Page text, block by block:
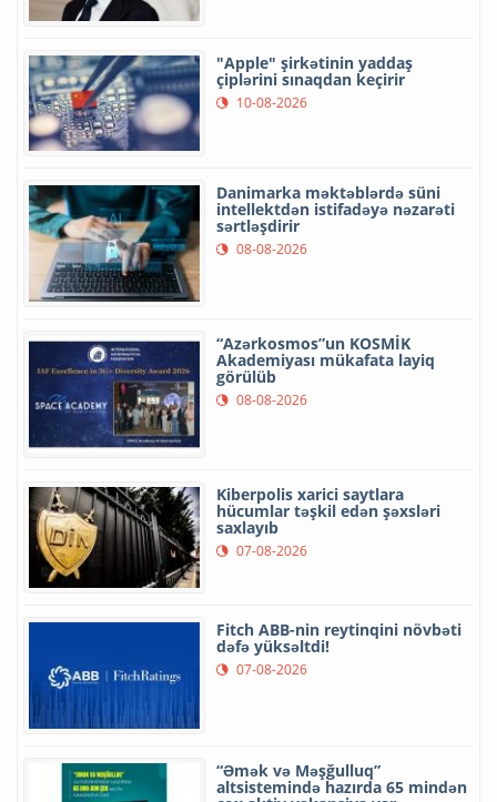
"Apple" şirkətinin yaddaş
çiplərini sınaqdan keçirir
10-08-2026
Danimarka məktəblərdə süni
intellektdən istifadəyə nəzarəti
sərtləşdirir
08-08-2026
“Azərkosmos”un KOSMİK
Akademiyası mükafata layiq
görülüb
08-08-2026
Kiberpolis xarici saytlara
hücumlar təşkil edən şəxsləri
saxlayıb
07-08-2026
Fitch ABB-nin reytinqini növbəti
dəfə yüksəltdi!
07-08-2026
“Əmək və Məşğulluq”
altsistemində hazırda 65 mindən